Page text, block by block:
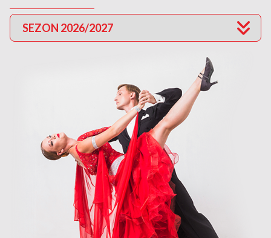
SEZON 2026/2027